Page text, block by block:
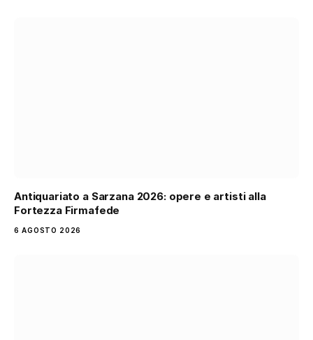
Antiquariato a Sarzana 2026: opere e artisti alla
Fortezza Firmafede
6 AGOSTO 2026